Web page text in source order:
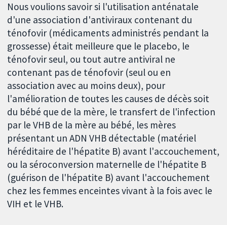
Nous voulions savoir si l'utilisation anténatale
d'une association d'antiviraux contenant du
ténofovir (médicaments administrés pendant la
grossesse) était meilleure que le placebo, le
ténofovir seul, ou tout autre antiviral ne
contenant pas de ténofovir (seul ou en
association avec au moins deux), pour
l'amélioration de toutes les causes de décès soit
du bébé que de la mère, le transfert de l'infection
par le VHB de la mère au bébé, les mères
présentant un ADN VHB détectable (matériel
héréditaire de l'hépatite B) avant l'accouchement,
ou la séroconversion maternelle de l'hépatite B
(guérison de l'hépatite B) avant l'accouchement
chez les femmes enceintes vivant à la fois avec le
VIH et le VHB.